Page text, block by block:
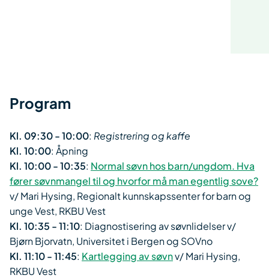
Program
Kl. 09:30 - 10:00: Registrering og kaffe​
Kl. 10:00: Åpning
Kl. 10:00 - 10:35: Normal søvn hos barn/ungdom. Hva
fører søvnmangel til og hvorfor må man egentlig sove?
v/ Mari Hysing, Regionalt kunnskapssenter for barn og
unge Vest, RKBU Vest
Kl. 10:35 - 11:10: Diagnostisering av søvnlidelser v/ ​
Bjørn Bjorvatn, Universitet i Bergen og SOVno
Kl. 11:10 - 11:45: Kartlegging av søvnv/ Mari Hysing,
RKBU Vest